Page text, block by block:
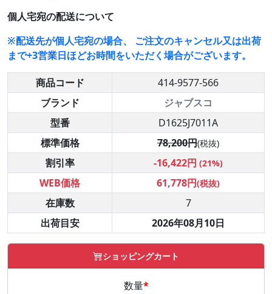
個人宅宛の配送について
※配送先が個人宅宛の場合、 ご注文のキャンセル又は出荷
まで+3営業日ほどお時間をいただく場合がございます。
商品コード
414-9577-566
ブランド
ジャブスコ
型番
D1625J7011A
標準価格
78,200円(税抜)
割引率 -16,422円 (21%)
WEB価格 61,778円(税抜)
在庫数
7
出荷目安
2026年08月10日
ショッピングカート
数量*